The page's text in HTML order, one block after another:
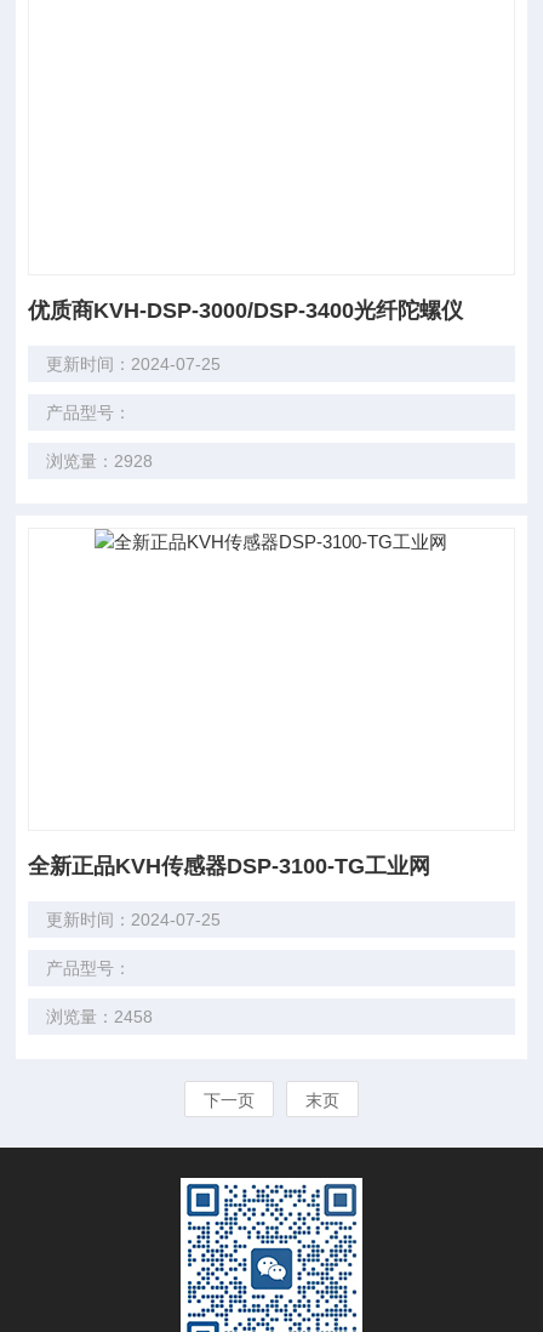
优质商KVH-DSP-3000/DSP-3400光纤陀螺仪
更新时间：2024-07-25
产品型号：
浏览量：2928
全新正品KVH传感器DSP-3100-TG工业网
更新时间：2024-07-25
产品型号：
浏览量：2458
下一页 末页